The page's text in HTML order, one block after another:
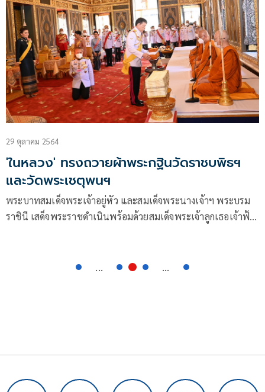
29 ตุลาคม 2564
'ในหลวง' ทรงถวายผ้าพระกฐินวัดราชบพิธฯ
และวัดพระเชตุพนฯ
พระบาทสมเด็จพระเจ้าอยู่หัว และสมเด็จพระนางเจ้าฯ พระบรม
ราชินี เสด็จพระราชดำเนินพร้อมด้วยสมเด็จพระเจ้าลูกเธอเจ้าฟ้า
... ...